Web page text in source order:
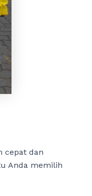
cepat dan
Anda memilih